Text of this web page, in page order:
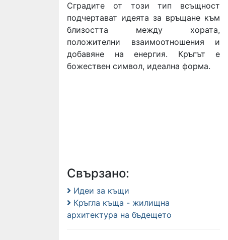
Сградите от този тип всъщност
подчертават идеята за връщане към
близостта между хората,
положителни взаимоотношения и
добавяне на енергия. Кръгът е
божествен символ, идеална форма.
Свързано:
Идеи за къщи
Кръгла къща - жилищна
архитектура на бъдещето